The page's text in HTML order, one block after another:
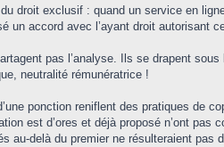
droit exclusif : quand un service en
un accord avec l’ayant droit autorisant
pas l’analyse. Ils se drapent
neutralité rémunératrice !
ponction reniflent des pratiques de
est d’ores et déjà proposé n’ont
au-delà du premier ne résulteraient